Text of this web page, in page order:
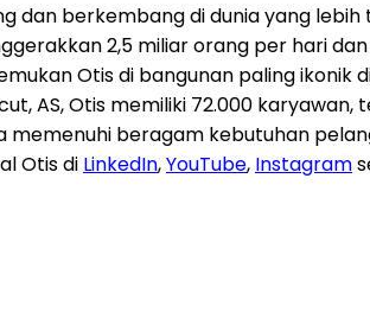
dan berkembang di dunia yang
2,5 miliar orang per hari
Otis di bangunan paling ikonik
AS, Otis memiliki 72.000
beragam kebutuhan
Otis di LinkedIn,YouTube, Instagram